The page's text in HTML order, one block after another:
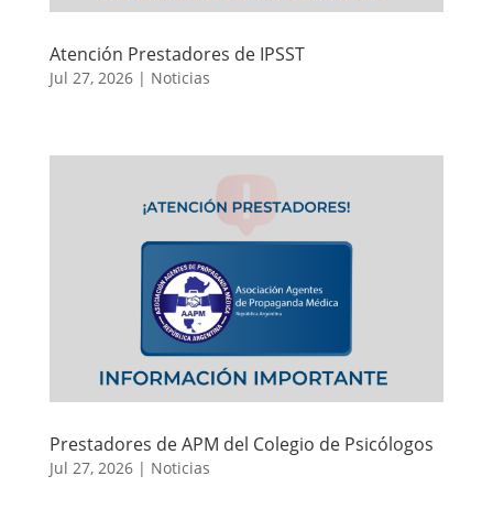
Atención Prestadores de IPSST
Jul 27, 2026| Noticias
Prestadores de APM del Colegio de Psicólogos
Jul 27, 2026| Noticias